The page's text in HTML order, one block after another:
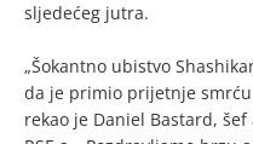
sljedećeg jutra.
„Šokantno ubistvo
da je primio prijetnje
rekao je Daniel Bastard,